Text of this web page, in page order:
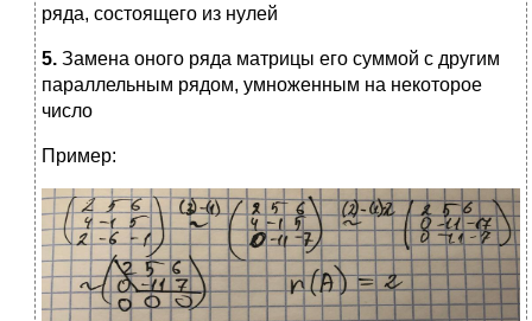
ряда, состоящего из нулей
5. Замена оного ряда матрицы его суммой с другим
параллельным рядом, умноженным на некоторое
число
Пример: